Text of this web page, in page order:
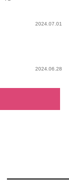
2024.07.01
2024.06.28